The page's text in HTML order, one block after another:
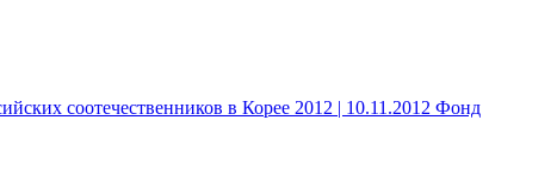
соотечественников в Корее 2012 | 10.11.2012 Фонд